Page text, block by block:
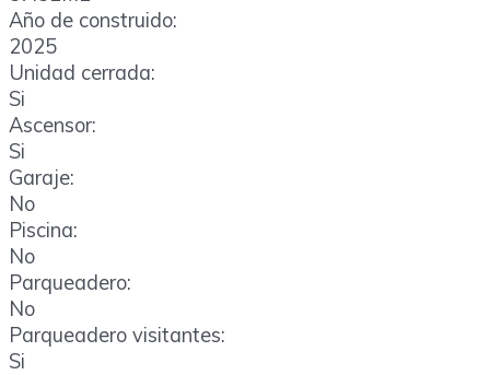
Año de construido:
2025
Unidad cerrada:
Si
Ascensor:
Si
Garaje:
No
Piscina:
No
Parqueadero:
No
Parqueadero visitantes:
Si